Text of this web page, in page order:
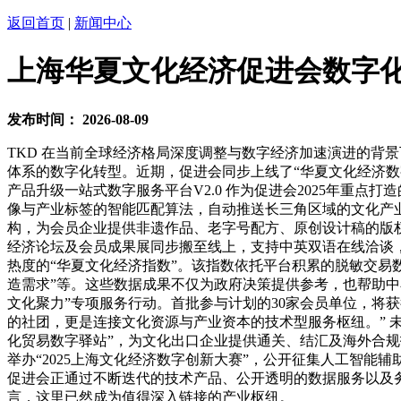
返回首页 | 新闻中心
上海华夏文化经济促进会数字
发布时间： 2026-08-09
TKD 在当前全球经济格局深度调整与数字经济加速演进的背
体系的数字化转型。近期，促进会同步上线了“华夏文化经济
产品升级一站式数字服务平台V2.0 作为促进会2025年重点打
像与产业标签的智能匹配算法，自动推送长三角区域的文化
构，为会员企业提供非遗作品、老字号配方、原创设计稿的
经济论坛及会员成果展同步搬至线上，支持中英双语在线洽
热度的“华夏文化经济指数”。该指数依托平台积累的脱敏交
造需求”等。这些数据成果不仅为政府决策提供参考，也帮助
文化聚力”专项服务行动。首批参与计划的30家会员单位，将
的社团，更是连接文化资源与产业资本的技术型服务枢纽。”
化贸易数字驿站”，为文化出口企业提供通关、结汇及海外合
举办“2025上海文化经济数字创新大赛”，公开征集人工智能
促进会正通过不断迭代的技术产品、公开透明的数据服务以
言，这里已然成为值得深入链接的产业枢纽。